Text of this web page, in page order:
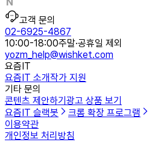
고객 문의
02-6925-4867
10:00-18:00주말·공휴일 제외
yozm_help@wishket.com
요즘IT
요즘IT 소개작가 지원
기타 문의
콘텐츠 제안하기 광고 상품 보기
요즘IT 슬랙봇
크롬 확장 프로그램
이용약관
개인정보 처리방침